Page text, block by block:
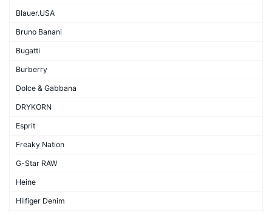
Blauer.USA
Bruno Banani
Bugatti
Burberry
Dolce & Gabbana
DRYKORN
Esprit
Freaky Nation
G-Star RAW
Heine
Hilfiger Denim